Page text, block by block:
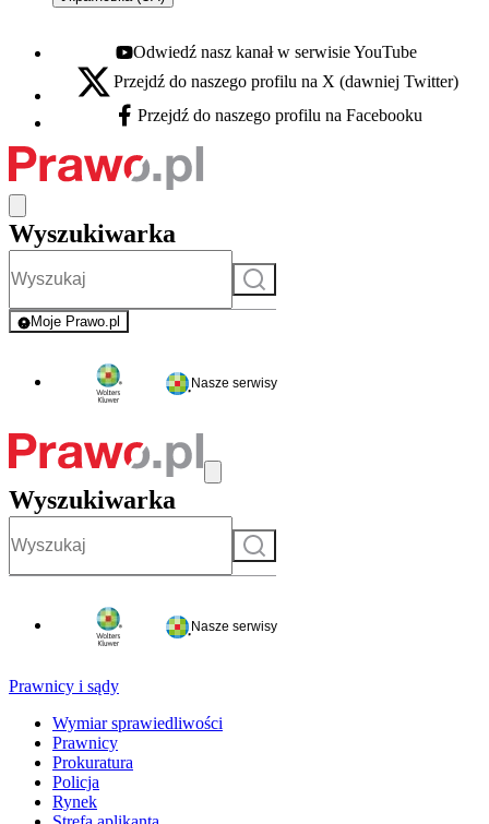
Youtube - otwiera się w nowej karcie
Odwiedź nasz kanał w serwisie YouTube
X - otwiera się w nowej karcie
Przejdź do naszego profilu na X (dawniej Twitter)
Facebook - otwiera się w nowej karcie
Przejdź do naszego profilu na Facebooku
Wyszukiwarka
Szukaj
Moje Prawo.pl
- rejestracja i logowanie do serwisu
Nasze serwisy
Wyszukiwarka
Szukaj
Nasze serwisy
Prawnicy i sądy
Wymiar sprawiedliwości
Prawnicy
Prokuratura
Policja
Rynek